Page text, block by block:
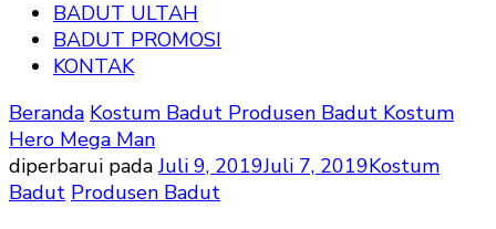
BADUT ULTAH
BADUT PROMOSI
KONTAK
Beranda Kostum Badut Produsen Badut Kostum
Hero Mega Man
diperbarui padaJuli 9, 2019Juli 7, 2019Kostum
Badut Produsen Badut